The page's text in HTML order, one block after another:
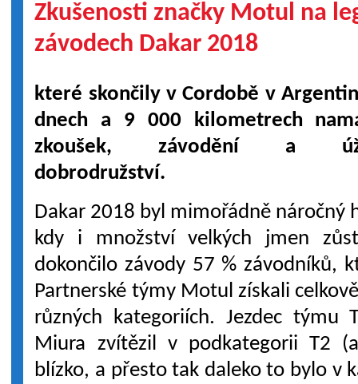
Zkušenosti značky Motul na
závodech Dakar 2018
které skončily v Cordobě v
dnech a 9 000 kilometrech
zkoušek, závodění a
dobrodružství.
Dakar 2018 byl mimořádně náročný
kdy i množství velkých jmen
dokončilo závody 57 % závodníků,
Partnerské týmy Motul získali
různých kategoriích. Jezdec týmu
Miura zvítězil v podkategorii T2
blízko, a přesto tak daleko to bylo v